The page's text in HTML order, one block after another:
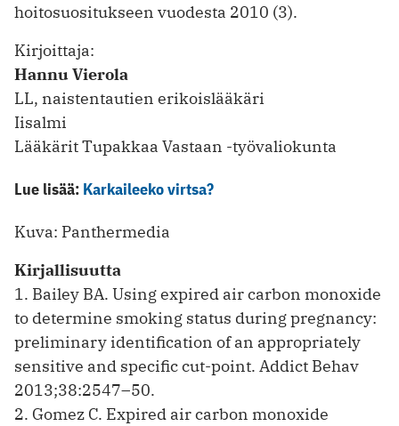
hoitosuositukseen vuodesta 2010 (3).
Kirjoittaja:
Hannu Vierola
LL, naistentautien erikoislääkäri
Iisalmi
Lääkärit Tupakkaa Vastaan -työvaliokunta
Lue lisää: Karkaileeko virtsa?
Kuva: Panthermedia
Kirjallisuutta
1. Bailey BA. Using expired air carbon monoxide
to determine smoking status during pregnancy:
preliminary identification of an appropriately
sensitive and specific cut-point. Addict Behav
2013;38:2547–50.
2. Gomez C. Expired air carbon monoxide